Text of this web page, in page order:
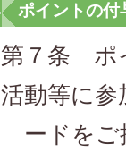
ポイントの付
第７条 ポ
活動等に
ードをご